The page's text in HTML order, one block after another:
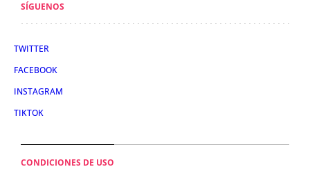
SÍGUENOS
TWITTER
FACEBOOK
INSTAGRAM
TIKTOK
CONDICIONES DE USO